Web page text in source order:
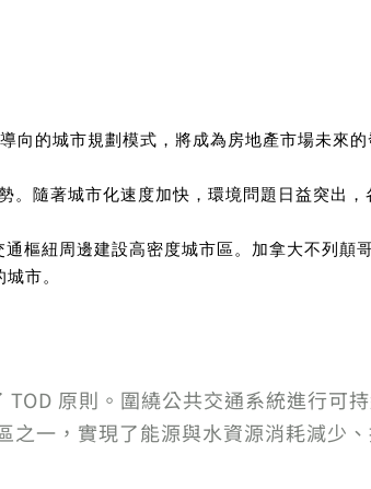
的城市規劃模式，將成為房地產市場未來的
隨著城市化速度加快，環境問題日益突出，
樞紐周邊建設高密度城市區。加拿大不列顛
市。
原則。圍繞公共交通系統進行可持
一，實現了能源與水資源消耗減少